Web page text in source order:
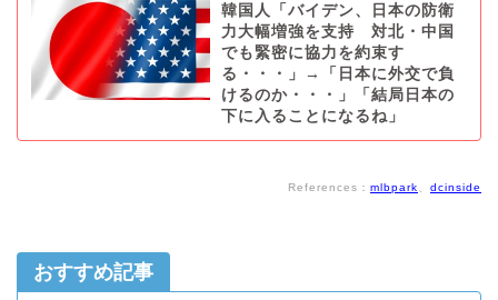
韓国人「バイデン、日本の防衛
力大幅増強を支持 対北・中国
でも緊密に協力を約束す
る・・・」→「日本に外交で負
けるのか・・・」「結局日本の
下に入ることになるね」
References： mlbpark dcinside
おすすめ記事